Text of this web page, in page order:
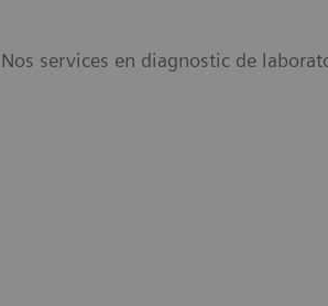
Nos services en diagnostic de